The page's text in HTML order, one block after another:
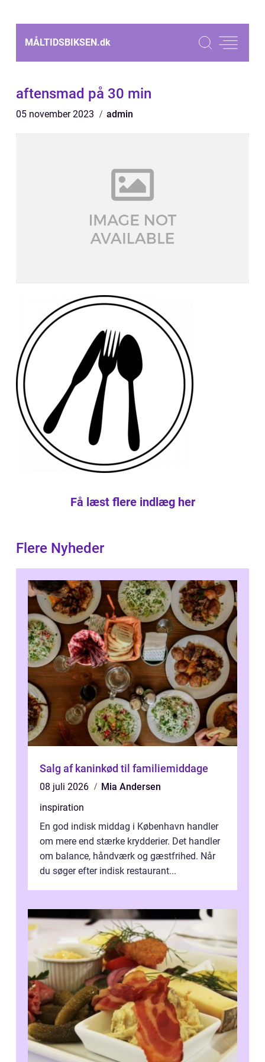
MÅLTIDSBIKSEN.dk
aftensmad på 30 min
05 november 2023 admin
Få læst flere indlæg her
Flere Nyheder
Salg af kaninkød til familiemiddage
08 juli 2026
Mia Andersen
inspiration
En god indisk middag i København handler
om mere end stærke krydderier. Det handler
om balance, håndværk og gæstfrihed. Når
du søger efter indisk restaurant...